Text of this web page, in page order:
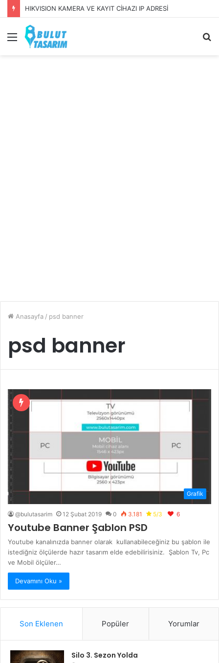
HIKVISION KAMERA VE KAYIT CİHAZI IP ADRESİ
Menü
Anasayfa / psd banner
psd banner
Grafik
@bulutasarim 12 Şubat 2019 0 3.181 5/3 6
Youtube Banner Şablon PSD
Youtube kanalınızda banner olarak kullanabileceğiniz bu şablon ile
istediğniz ölçülerde hazır tasarım elde edebilirisiniz. Şablon Tv, Pc
ve Mobil ölçüler…
Devamını Oku »
Son Eklenen Popüler Yorumlar
Silo 3. Sezon Yolda